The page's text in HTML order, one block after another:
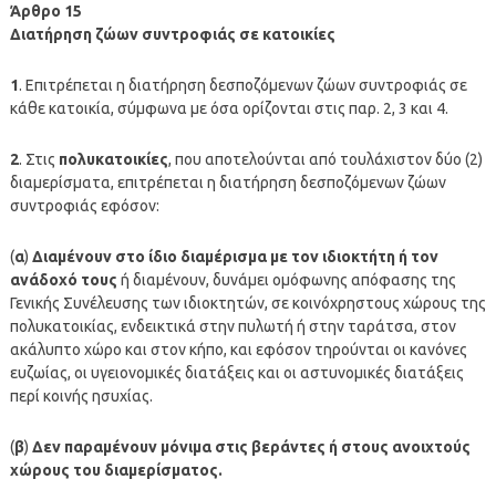
Άρθρο 15
Διατήρηση ζώων συντροφιάς σε κατοικίες
1. Επιτρέπεται η διατήρηση δεσποζόμενων ζώων συντροφιάς σε
κάθε κατοικία, σύμφωνα με όσα ορίζονται στις παρ. 2, 3 και 4.
2. Στις πολυκατοικίες, που αποτελούνται από τουλάχιστον δύο (2)
διαμερίσματα, επιτρέπεται η διατήρηση δεσποζόμενων ζώων
συντροφιάς εφόσον:
(α) Διαμένουν στο ίδιο διαμέρισμα με τον ιδιοκτήτη ή τον
ανάδοχό τους ή διαμένουν, δυνάμει ομόφωνης απόφασης της
Γενικής Συνέλευσης των ιδιοκτητών, σε κοινόχρηστους χώρους της
πολυκατοικίας, ενδεικτικά στην πυλωτή ή στην ταράτσα, στον
ακάλυπτο χώρο και στον κήπο, και εφόσον τηρούνται οι κανόνες
ευζωίας, οι υγειονομικές διατάξεις και οι αστυνομικές διατάξεις
περί κοινής ησυχίας.
(β) Δεν παραμένουν μόνιμα στις βεράντες ή στους ανοιχτούς
χώρους του διαμερίσματος.